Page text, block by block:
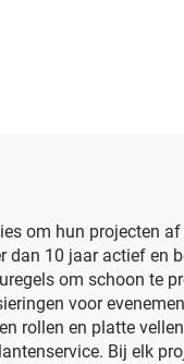
om hun projecten af
dan 10 jaar actief en
om schoon te
voor
rollen en platte
Bij elk